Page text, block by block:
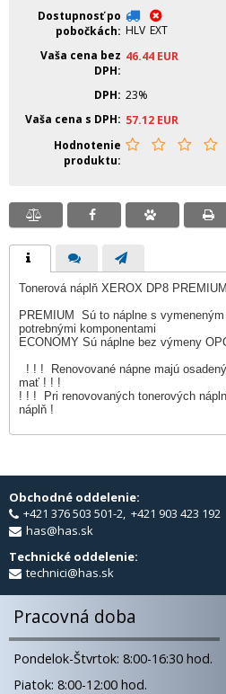
Dostupnosť po
pobočkách
HLV EXT
Vaša cena bez
DPH
46.44 EUR
DPH 23%
Vaša cena s DPH
57.12 EUR
Hodnotenie
produktu
Tonerová náplň XEROX DP8 PREMIUM
PREMIUM Sú to náplne s
potrebnými komponentami
ECONOMY Sú náplne bez výmeny
! ! ! Renovované nápne majú
mať ! ! !
! ! ! Pri renovovaných tonerových
náplň !
Obchodné oddelenie:
+421 376 503 501-2, +421 903 423 192
has@has.sk
Technické oddelenie:
technici@has.sk
Pracovná doba
Pondelok-Štvrtok: 8:00-16:30 hod.
Piatok: 8:00-12:00 hod.